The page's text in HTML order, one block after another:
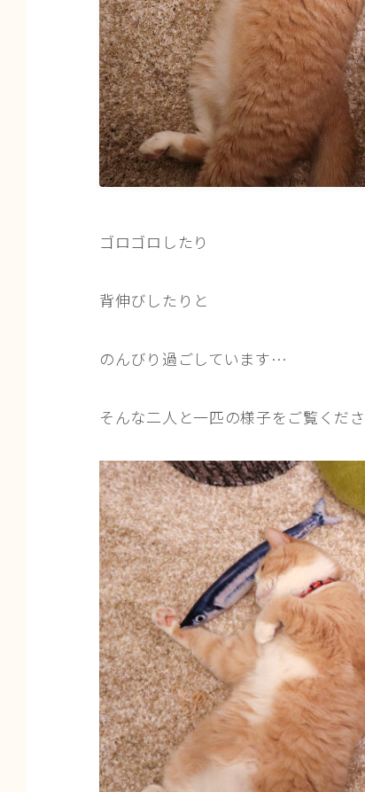
ゴロゴロしたり
背伸びしたりと
のんびり過ごしています…
そんな二人と一匹の様子をご覧くださ